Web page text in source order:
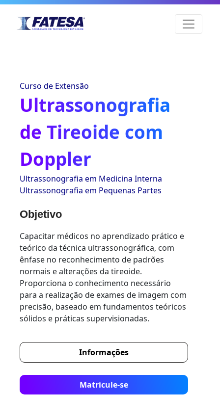
Curso de Extensão
Ultrassonografia
de Tireoide com
Doppler
Ultrassonografia em Medicina Interna
Ultrassonografia em Pequenas Partes
Objetivo
Capacitar médicos no aprendizado prático e
teórico da técnica ultrassonográfica, com
ênfase no reconhecimento de padrões
normais e alterações da tireoide.
Proporciona o conhecimento necessário
para a realização de exames de imagem com
precisão, baseado em fundamentos teóricos
sólidos e práticas supervisionadas.
Informações
Matricule-se